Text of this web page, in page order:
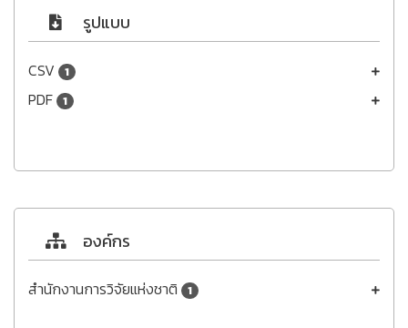
รูปแบบ
CSV 1
PDF 1
องค์กร
สำนักงานการวิจัยแห่งชาติ 1